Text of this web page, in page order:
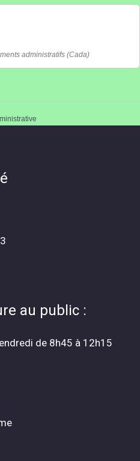
administratifs (Cada)
au public :
de 8h45 à 12h15